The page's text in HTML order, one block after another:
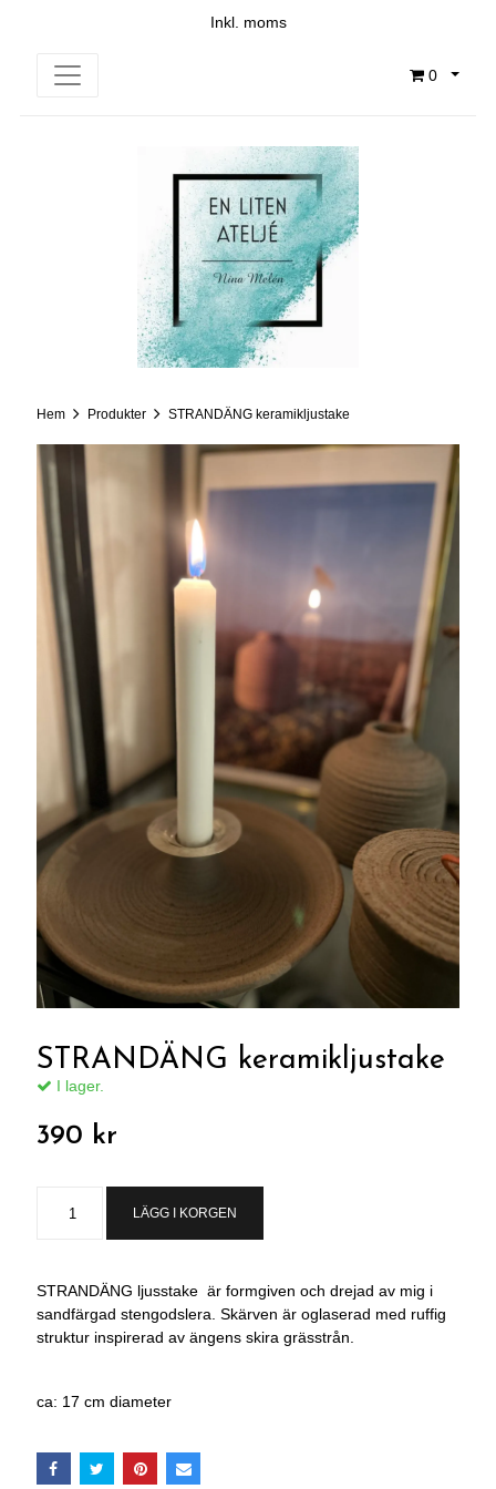
Inkl. moms
0
Hem Produkter STRANDÄNG keramikljustake
STRANDÄNG keramikljustake
I lager.
390 kr
LÄGG I KORGEN
STRANDÄNG ljusstake är formgiven och drejad av mig i
sandfärgad stengodslera. Skärven är oglaserad med ruffig
struktur inspirerad av ängens skira grässtrån.
ca: 17 cm diameter